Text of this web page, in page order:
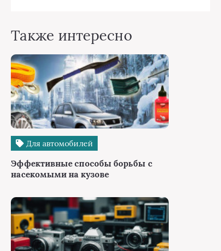
Также интересно
Для автомобилей
Эффективные способы борьбы с
насекомыми на кузове